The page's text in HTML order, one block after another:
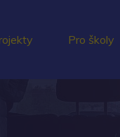
Pro školy